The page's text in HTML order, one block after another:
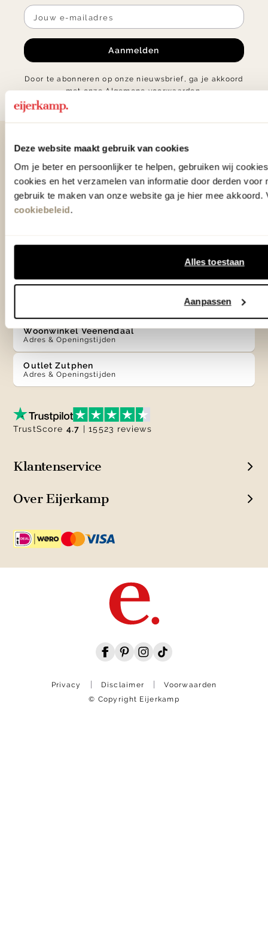
Deze website maakt gebruik van cookies
Om je beter en persoonlijker te helpen, gebruiken wij
cookies en het verzamelen van informatie door derden voor
gebruik te maken van onze website ga je hier mee akkoord.
cookiebeleid.
Alles toestaan
Aanpassen
Aanmelden
Door te abonneren op onze nieuwsbrief, ga je akkoord
met onzeAlgemene voorwaarden.
Contact
0575 - 58 36 00
+31 575 583 388
Woonwinkel Veenendaal
Adres & Openingstijden
Outlet Zutphen
Adres & Openingstijden
Klantenservice
Over Eijerkamp
TrustScore 4.7 | 15523 reviews
Privacy Disclaimer
Voorwaarden
© Copyright Eijerkamp